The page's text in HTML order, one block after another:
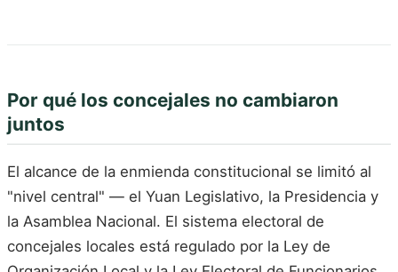
Por qué los concejales no cambiaron
juntos
El alcance de la enmienda constitucional se limitó al
"nivel central" — el Yuan Legislativo, la Presidencia y
la Asamblea Nacional. El sistema electoral de
concejales locales está regulado por la Ley de